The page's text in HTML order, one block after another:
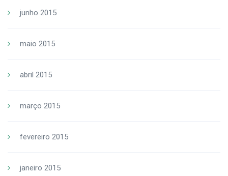
junho 2015
maio 2015
abril 2015
março 2015
fevereiro 2015
janeiro 2015